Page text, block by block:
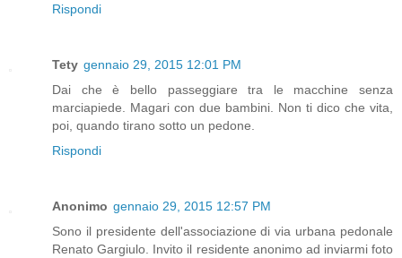
Rispondi
Tety gennaio 29, 2015 12:01 PM
Dai che è bello passeggiare tra le macchine senza
marciapiede. Magari con due bambini. Non ti dico che vita,
poi, quando tirano sotto un pedone.
Rispondi
Anonimo gennaio 29, 2015 12:57 PM
Sono il presidente dell'associazione di via urbana pedonale
Renato Gargiulo. Invito il residente anonimo ad inviarmi foto